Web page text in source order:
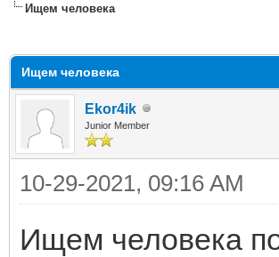
Ищем человека
Ищем человека
Ekor4ik
Junior Member
10-29-2021, 09:16 AM
Ищем человека